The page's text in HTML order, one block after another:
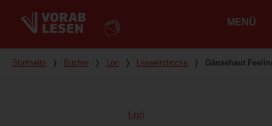
MENÜ
Du bist hier
Startseite ❭ Bücher ❭ Lori ❭ Leseeindrücke ❭ Gänsehaut
Lori